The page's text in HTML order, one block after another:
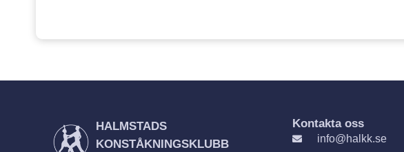
HALMSTADS
KONSTÅKNINGSKLUBB
Kontakta oss
info@halkk.se